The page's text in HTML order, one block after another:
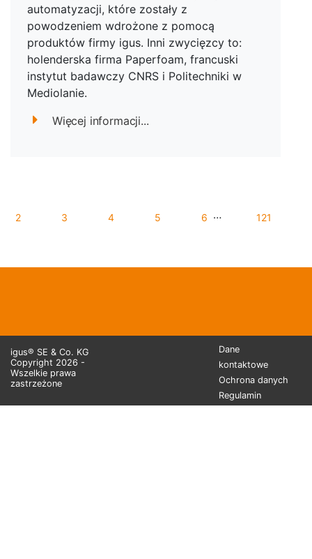
automatyzacji, które zostały z
powodzeniem wdrożone z pomocą
produktów firmy igus. Inni zwycięzcy to:
holenderska firma Paperfoam, francuski
instytut badawczy CNRS i Politechniki w
Mediolanie.
Więcej informacji...
2 3 4 5 6 … 121
igus® SE & Co. KG
Copyright 2026 -
Wszelkie prawa
zastrzeżone
Dane
kontaktowe
Ochrona danych
Regulamin